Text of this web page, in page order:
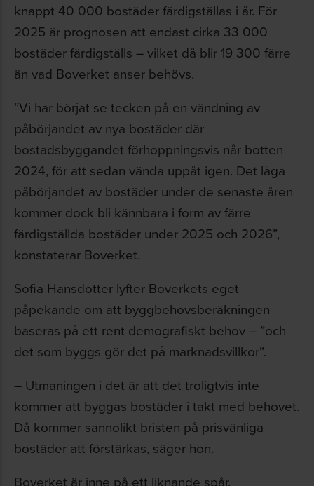
knappt 40 000 bostäder färdigställas i år. För
2025 är prognosen att endast cirka 33 000
bostäder färdigställs – vilket då blir 19 300 färre
än vad Boverket anser behövs.
”Vi har börjat se tecken på en vändning av
påbörjandet av nya bostäder där
bostadsbyggandet förhoppningsvis når botten
2024, för att sedan vända uppåt igen. Det låga
påbörjandet av bostäder under de senaste åren
kommer dock bli kännbara i form av färre
färdigställda bostäder under 2025 och 2026”,
konstaterar Boverket.
Sofia Hansdotter lyfter Boverkets eget
påpekande om att byggbehovsberäkningen
baseras på ett rent demografiskt behov – ”och
det som byggs gör det på marknadsvillkor”.
– Utmaningen i det är att det troligtvis inte
kommer att byggas bostäder i takt med behovet.
Då kommer sannolikt bristen på prisvänliga
bostäder att förstärkas, säger hon.
Boverket är inne på ett liknande spår.